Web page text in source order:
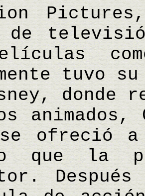
de
tuvo
donde
se ofreció
que la